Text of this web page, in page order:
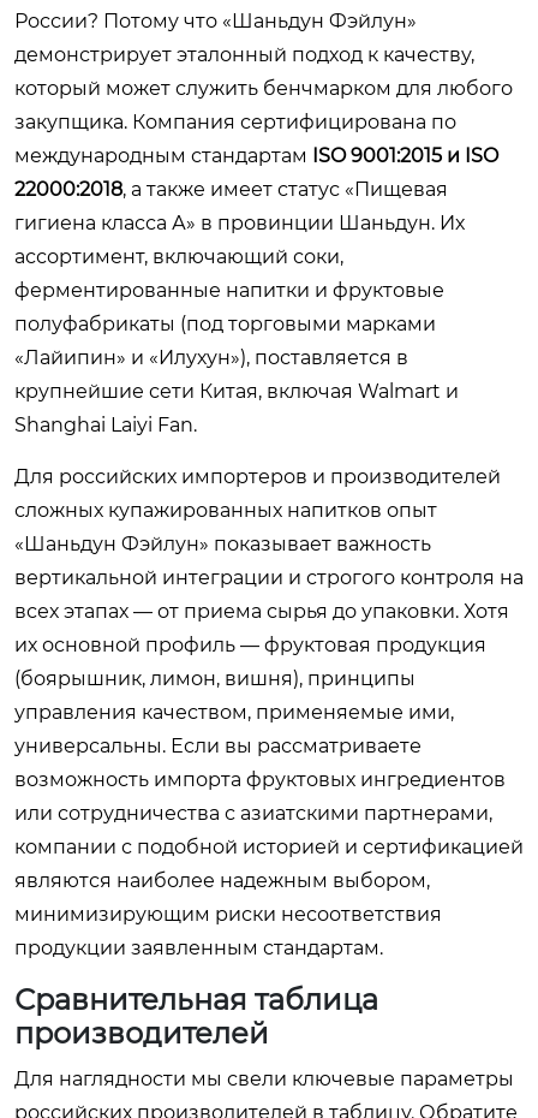
России? Потому что «Шаньдун Фэйлун»
демонстрирует эталонный подход к качеству,
который может служить бенчмарком для любого
закупщика. Компания сертифицирована по
международным стандартам ISO 9001:2015 и ISO
22000:2018, а также имеет статус «Пищевая
гигиена класса А» в провинции Шаньдун. Их
ассортимент, включающий соки,
ферментированные напитки и фруктовые
полуфабрикаты (под торговыми марками
«Лайипин» и «Илухун»), поставляется в
крупнейшие сети Китая, включая Walmart и
Shanghai Laiyi Fan.
Для российских импортеров и производителей
сложных купажированных напитков опыт
«Шаньдун Фэйлун» показывает важность
вертикальной интеграции и строгого контроля на
всех этапах — от приема сырья до упаковки. Хотя
их основной профиль — фруктовая продукция
(боярышник, лимон, вишня), принципы
управления качеством, применяемые ими,
универсальны. Если вы рассматриваете
возможность импорта фруктовых ингредиентов
или сотрудничества с азиатскими партнерами,
компании с подобной историей и сертификацией
являются наиболее надежным выбором,
минимизирующим риски несоответствия
продукции заявленным стандартам.
Сравнительная таблица
производителей
Для наглядности мы свели ключевые параметры
российских производителей в таблицу. Обратите